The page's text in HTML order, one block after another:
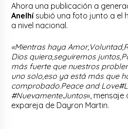
Ahora una publicación a
Anelhísubió una foto junto a el
a nivel nacional.
«Mientras haya
Dios quiera,seguiremos
más fuerte que nuestros
uno solo,eso ya está más que
comprobado.Peace and
#NuevamenteJuntos«, mensaje
expareja de Dayron Martin.